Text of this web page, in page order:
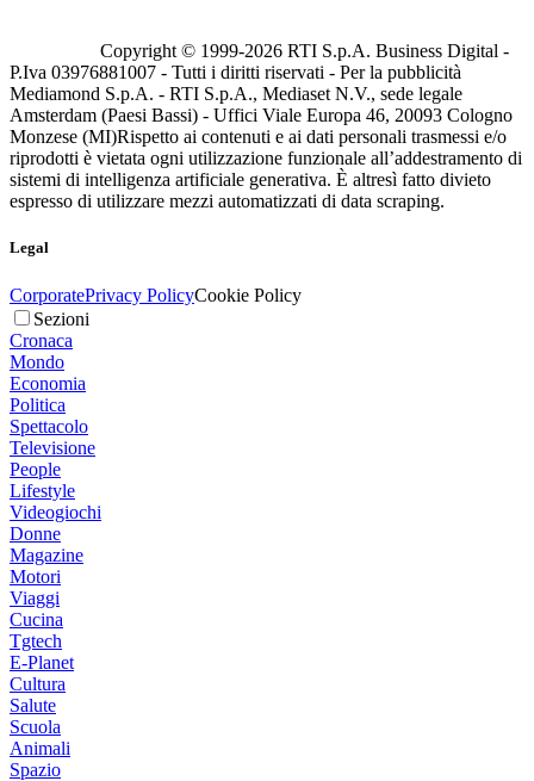
Copyright © 1999-2026 RTI S.p.A. Business Digital -
P.Iva 03976881007 - Tutti i diritti riservati - Per la pubblicità
Mediamond S.p.A. - RTI S.p.A., Mediaset N.V., sede legale
Amsterdam (Paesi Bassi) - Uffici Viale Europa 46, 20093 Cologno
Monzese (MI)Rispetto ai contenuti e ai dati personali trasmessi e/o
riprodotti è vietata ogni utilizzazione funzionale all’addestramento di
sistemi di intelligenza artificiale generativa. È altresì fatto divieto
espresso di utilizzare mezzi automatizzati di data scraping.
Legal
CorporatePrivacy PolicyCookie Policy
Sezioni
Cronaca
Mondo
Economia
Politica
Spettacolo
Televisione
People
Lifestyle
Videogiochi
Donne
Magazine
Motori
Viaggi
Cucina
Tgtech
E-Planet
Cultura
Salute
Scuola
Animali
Spazio